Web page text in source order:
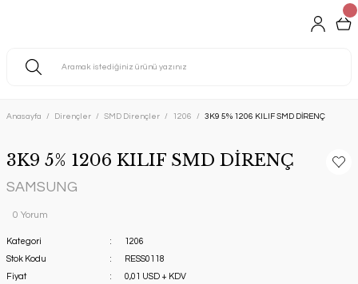
Anasayfa Dirençler SMD Dirençler 1206 3K9 5% 1206 KILIF SMD DİRENÇ
3K9 5% 1206 KILIF SMD DİRENÇ
SAMSUNG
0 Yorum
Kategori
1206
Stok Kodu
RESS0118
Fiyat
0,01 USD + KDV